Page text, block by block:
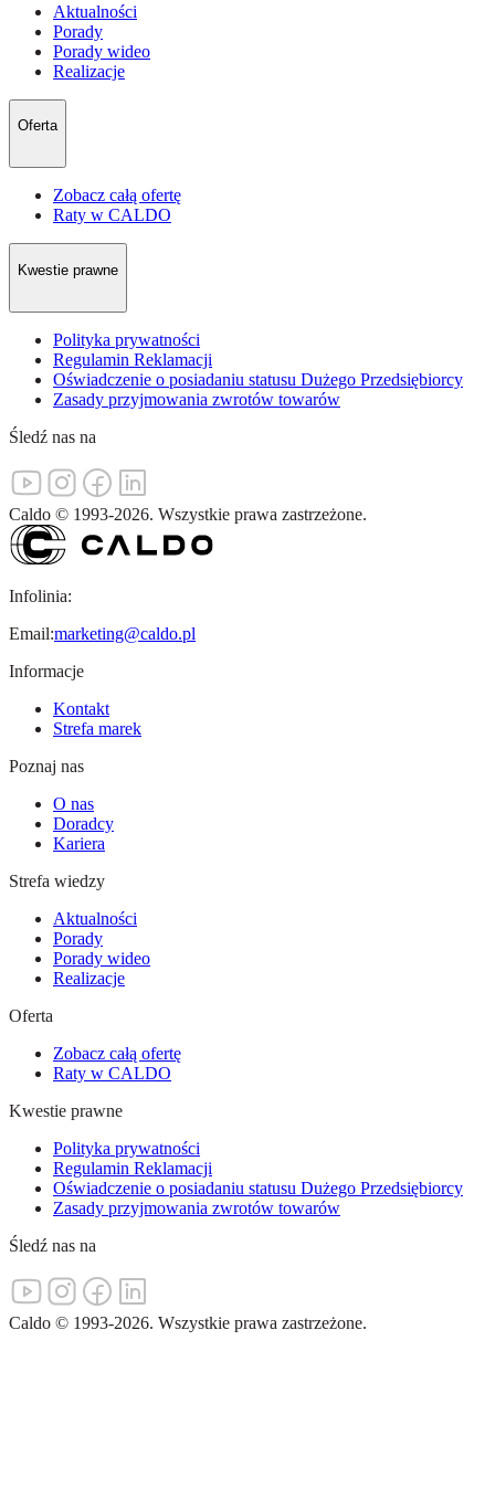
Aktualności
Porady
Porady wideo
Realizacje
Oferta
Zobacz całą ofertę
Raty w CALDO
Kwestie prawne
Polityka prywatności
Regulamin Reklamacji
Oświadczenie o posiadaniu statusu Dużego Przedsiębiorcy
Zasady przyjmowania zwrotów towarów
Śledź nas na
Caldo © 1993-2026. Wszystkie prawa zastrzeżone.
Infolinia:
Email:marketing@caldo.pl
Informacje
Kontakt
Strefa marek
Poznaj nas
O nas
Doradcy
Kariera
Strefa wiedzy
Aktualności
Porady
Porady wideo
Realizacje
Oferta
Zobacz całą ofertę
Raty w CALDO
Kwestie prawne
Polityka prywatności
Regulamin Reklamacji
Oświadczenie o posiadaniu statusu Dużego Przedsiębiorcy
Zasady przyjmowania zwrotów towarów
Śledź nas na
Caldo © 1993-2026. Wszystkie prawa zastrzeżone.